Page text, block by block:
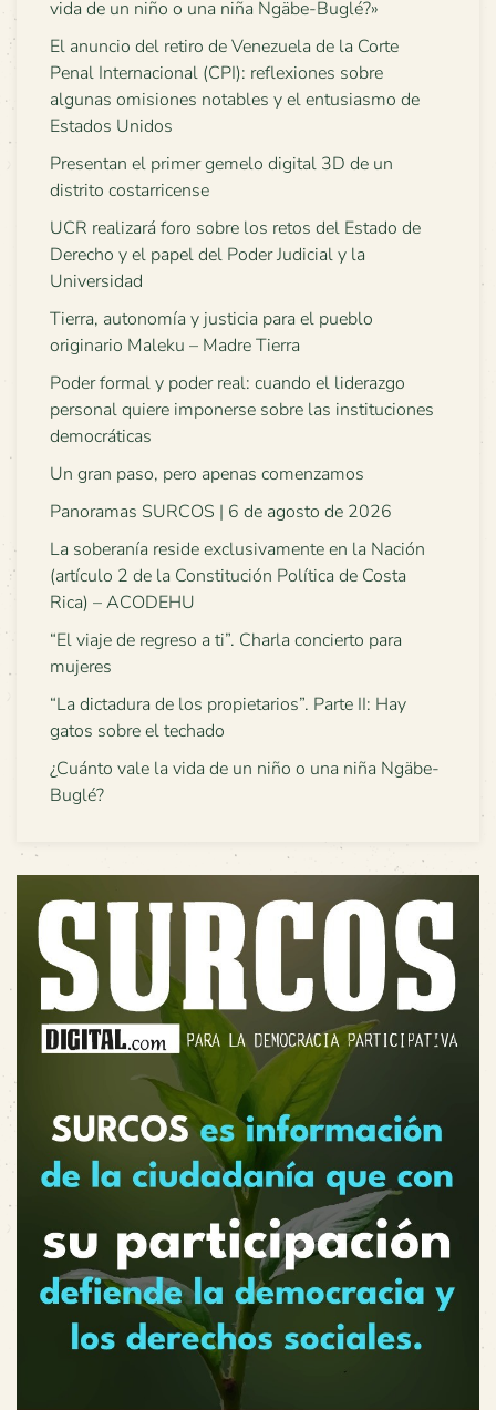
vida de un niño o una niña Ngäbe-Buglé?»
El anuncio del retiro de Venezuela de la Corte
Penal Internacional (CPI): reflexiones sobre
algunas omisiones notables y el entusiasmo de
Estados Unidos
Presentan el primer gemelo digital 3D de un
distrito costarricense
UCR realizará foro sobre los retos del Estado de
Derecho y el papel del Poder Judicial y la
Universidad
Tierra, autonomía y justicia para el pueblo
originario Maleku – Madre Tierra
Poder formal y poder real: cuando el liderazgo
personal quiere imponerse sobre las instituciones
democráticas
Un gran paso, pero apenas comenzamos
Panoramas SURCOS | 6 de agosto de 2026
La soberanía reside exclusivamente en la Nación
(artículo 2 de la Constitución Política de Costa
Rica) – ACODEHU
“El viaje de regreso a ti”. Charla concierto para
mujeres
“La dictadura de los propietarios”. Parte II: Hay
gatos sobre el techado
¿Cuánto vale la vida de un niño o una niña Ngäbe-
Buglé?